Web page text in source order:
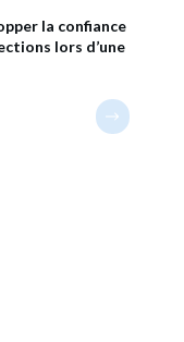
la confiance
lors d’une